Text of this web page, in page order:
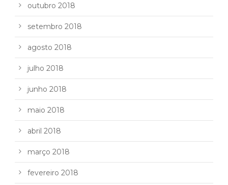
outubro 2018
setembro 2018
agosto 2018
julho 2018
junho 2018
maio 2018
abril 2018
março 2018
fevereiro 2018